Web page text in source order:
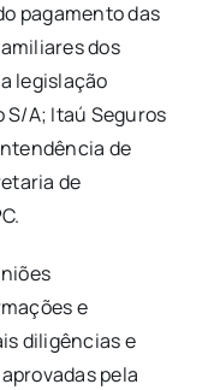
pagamento das
dos
legislação
S/A; Itaú Seguros
de
de
e
diligências e
pela